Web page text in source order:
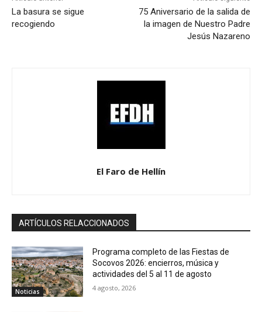
La basura se sigue
recogiendo
75 Aniversario de la salida de
la imagen de Nuestro Padre
Jesús Nazareno
El Faro de Hellín
ARTÍCULOS RELACCIONADOS
Noticias
Programa completo de las Fiestas de
Socovos 2026: encierros, música y
actividades del 5 al 11 de agosto
4 agosto, 2026